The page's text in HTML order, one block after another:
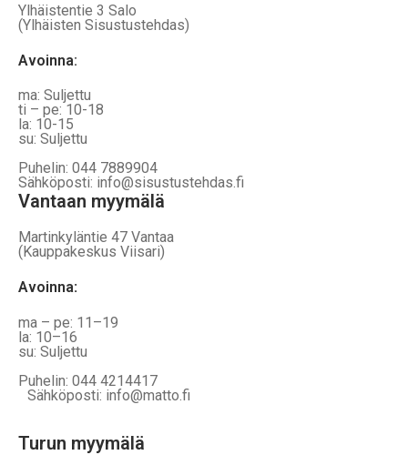
Ylhäistentie 3 Salo
(Ylhäisten Sisustustehdas)
Avoinna:
ma: Suljettu
ti – pe: 10-18
la: 10-15
su: Suljettu
Puhelin: 044 7889904
Sähköposti: info@sisustustehdas.fi
Vantaan myymälä
Martinkyläntie 47 Vantaa
(Kauppakeskus Viisari)
Avoinna:
ma – pe: 11–19
la: 10–16
su: Suljettu
Puhelin: 044 4214417
Sähköposti: info@matto.fi
Turun myymälä